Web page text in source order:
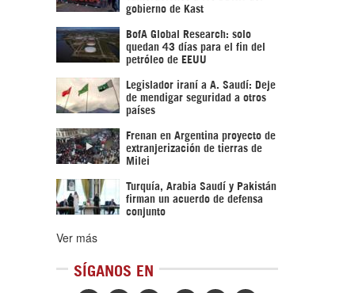
gobierno de Kast
BofA Global Research: solo
quedan 43 días para el fin del
petróleo de EEUU
Legislador iraní a A. Saudí: Deje
de mendigar seguridad a otros
países
Frenan en Argentina proyecto de
extranjerización de tierras de
Milei
Turquía, Arabia Saudí y Pakistán
firman un acuerdo de defensa
conjunto
Ver más
SÍGANOS EN